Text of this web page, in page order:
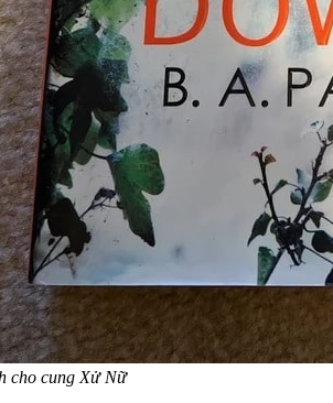
cho cung Xử Nữ